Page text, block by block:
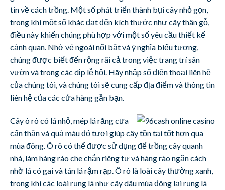
tin về cách trồng. Một số phát triển thành bụi cây nhỏ gọn,
trong khi một số khác đạt đến kích thước như cây thân gỗ,
điều này khiến chúng phù hợp với một số yêu cầu thiết kế
cảnh quan. Nhờ vẻ ngoài nổi bật và ý nghĩa biểu tượng,
chúng được biết đến rộng rãi cả trong việc trang trí sân
vườn và trong các dịp lễ hội. Hãy nhập số điện thoại liên hệ
của chúng tôi, và chúng tôi sẽ cung cấp địa điểm và thông tin
liên hệ của các cửa hàng gần bạn.
Cây ô rô có lá nhỏ, mép lá răng cưa
cẩn thận và quả màu đỏ tươi giúp cây tồn tại tốt hơn qua
mùa đông. Ô rô có thể được sử dụng để trồng cây quanh
nhà, làm hàng rào che chắn riêng tư và hàng rào ngăn cách
nhờ lá có gai và tán lá rậm rạp. Ô rô là loài cây thường xanh,
trong khi các loài rụng lá như cây dâu mùa đông lại rụng lá